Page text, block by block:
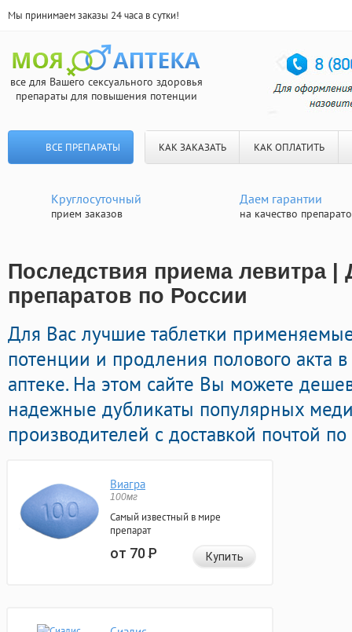
Мы принимаем заказы 24 часа в сутки!
все для Вашего сексуального здоровья
препараты для повышения потенции
ВСЕ ПРЕПАРАТЫ КАК ЗАКАЗАТЬ КАК ОПЛАТИТЬ
Круглосуточный
прием заказов
Даем гарантии
на качество
Последствия приема левитра |
препаратов по России
Для Вас лучшие таблетки
потенции и продления полового акта
аптеке. На этом сайте Вы можете
надежные дубликаты популярных
производителей с доставкой почтой
Виагра
100мг
Самый известный в мире
препарат
от 70Р Купить